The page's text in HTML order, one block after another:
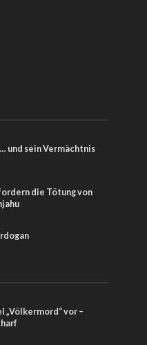
und sein Vermächtnis
die Tötung von
„Völkermord“ vor –